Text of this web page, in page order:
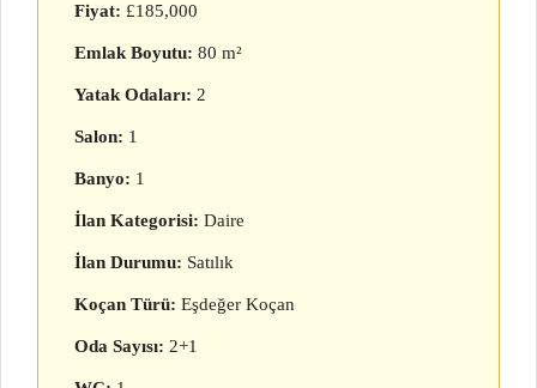
Fiyat: £185,000
Emlak Boyutu: 80 m²
Yatak Odaları: 2
Salon: 1
Banyo: 1
İlan Kategorisi: Daire
İlan Durumu: Satılık
Koçan Türü: Eşdeğer Koçan
Oda Sayısı: 2+1